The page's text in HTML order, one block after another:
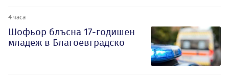
4 часа
Шофьор блъсна 17-годишен
младеж в Благоевградско